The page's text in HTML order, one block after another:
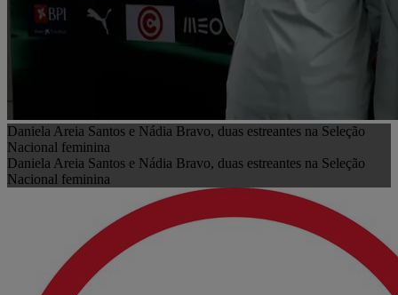
Daniela Areia Santos e Nádia Bravo, duas estreantes na Seleção
Nacional feminina
Daniela Areia Santos e Nádia Bravo, duas estreantes na Seleção
Nacional feminina